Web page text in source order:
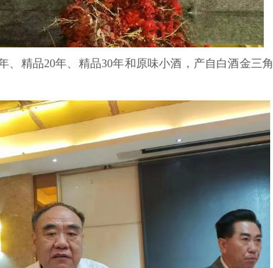
精品20年、精品30年和原味小酒，产自白酒金三